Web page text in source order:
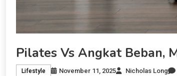
Pilates Vs Angkat Beban,
Lifestyle November 11, 2025 Nicholas Long